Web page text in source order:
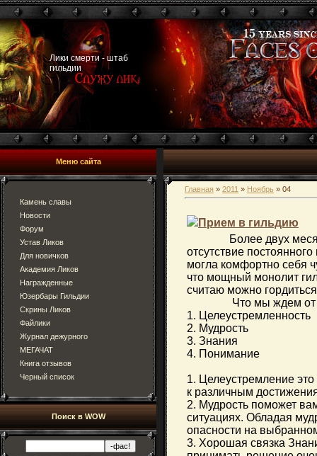
Лики смерти - штаб
гильдии
Меню сайта
Камень славы
Новости
Форум
Устав Ликов
Для новичков
Академия Ликов
Награжденные
Юзербары Гильдии
Скрины Ликов
Файлики
Журнал дежурного
МЕГАЧАТ
Книга отзывов
Черный список
Поиск в WOW
Главная » 2011 » Ноябрь » 04
Прием в гильдию
Более двух
отсутствие
могла комфортно себя
что мощный монолит
считаю можно
Что мы ждем от
1. Целеустремленность
2. Мудрость
3. Знания
4. Понимание
1. Целеустремление
к различным
2. Мудрость поможет
ситуациях. Обладая
опасности на
3. Хорошая связка